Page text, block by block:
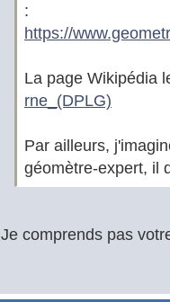
:
https://
La page Wikipédia
rne_(DPLG)
Par ailleurs,
géomètre-expert, il
Je comprends pas